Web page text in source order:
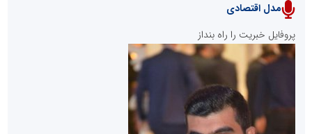
پایگاه خبری نهضت ملی مسکن
سازمان بورس و اوراق بهادار
مدل اقتصادی
پروفایل خبریت را راه بنداز